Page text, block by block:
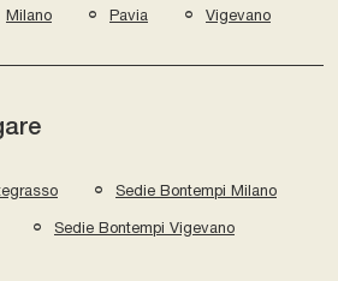
Milano Pavia Vigevano
Sedie Bontempi Milano
Sedie Bontempi Vigevano